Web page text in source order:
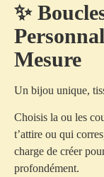
✨
Mesure
Un bijou unique,
Choisis la ou les
t’attire ou qui
charge de créer
profondément.